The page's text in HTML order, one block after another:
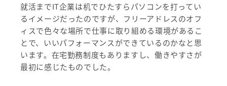
就活までIT企業は机でひたすらパソコンを打ってい
るイメージだったのですが、フリーアドレスのオフ
ィスで色々な場所で仕事に取り組める環境があるこ
とで、いいパフォーマンスができているのかなと思
います。在宅勤務制度もありますし、働きやすさが
最初に感じたものでした。